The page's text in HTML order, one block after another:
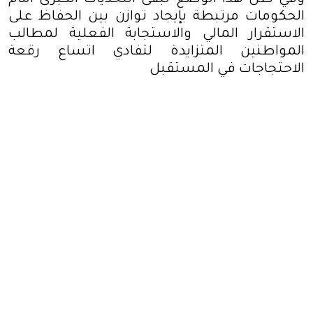
الحكومات مرتبطة بإيجاد توازن بين الحفاظ على
الاستقرار المالي والاستجابة الفعلية لمطالب
المواطنين المتزايدة لتفادي اتساع رقعة
الاحتجاجات في المستقبل